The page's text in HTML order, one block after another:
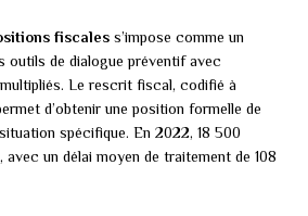
fiscales s’impose comme un
outils de dialogue préventif avec
Le rescrit fiscal, codifié à
d’obtenir une position formelle de
spécifique. En 2022, 18 500
un délai moyen de traitement de 108